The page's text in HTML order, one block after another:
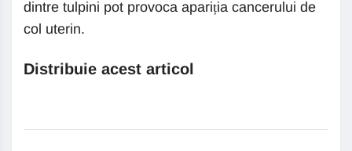
dintre tulpini pot provoca apariția cancerului de
col uterin.
Distribuie acest articol